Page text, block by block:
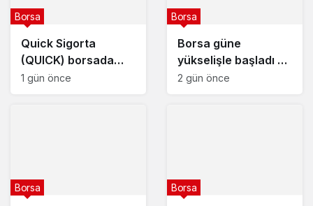
Quick Sigorta
(QUICK) borsada
yarın işlem görmeye
Borsa
1 gün önce
Borsa güne
yükselişle başladı –
5 Ağustos 2026
Borsa
2 gün önce
Borsa Borsa